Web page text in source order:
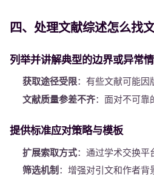
四、处理文献综述怎么找
列举并讲解典型的边界或异常
获取途径受限：有些文献可能因
文献质量参差不齐：面对不可靠
提供标准应对策略与模板
扩展索取方式：通过学术交换平
筛选机制 ：增强对引文和作者背